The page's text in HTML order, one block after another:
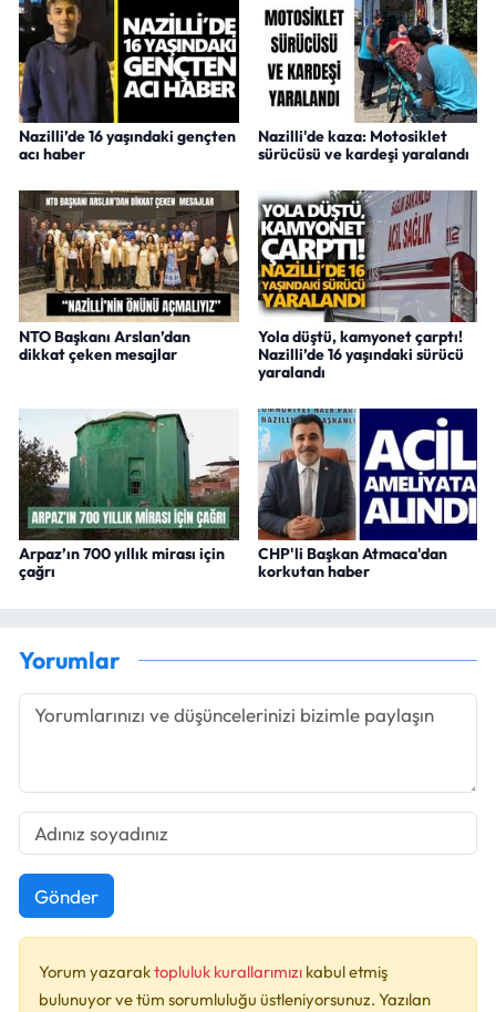
Nazilli’de 16 yaşındaki gençten
acı haber
Nazilli'de kaza: Motosiklet
sürücüsü ve kardeşi yaralandı
NTO Başkanı Arslan’dan
dikkat çeken mesajlar
Yola düştü, kamyonet çarptı!
Nazilli’de 16 yaşındaki sürücü
yaralandı
Arpaz’ın 700 yıllık mirası için
çağrı
CHP'li Başkan Atmaca'dan
korkutan haber
Yorumlar
Gönder
Yorum yazaraktopluluk kurallarımızı kabul etmiş
bulunuyor ve tüm sorumluluğu üstleniyorsunuz. Yazılan